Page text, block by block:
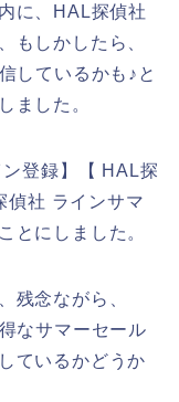
に、HAL探偵社
もしかしたら、
しているかも♪と
ました。
登録】【 HAL探
偵社 ラインサマ
とにしました。
残念ながら、
なサマーセール
ているかどうか